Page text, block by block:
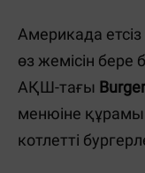
Америкада
өз жемісін бере
АҚШ-тағы
менюіне
котлетті